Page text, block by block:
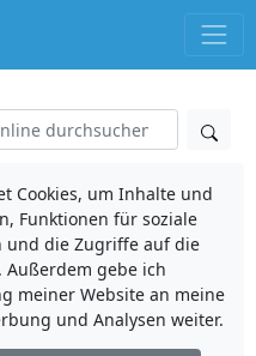
Cookies, um Inhalte und
Funktionen für soziale
und die Zugriffe auf die
Außerdem gebe ich
meiner Website an meine
und Analysen weiter.